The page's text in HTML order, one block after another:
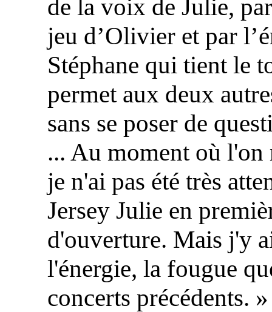
de la voix de Julie,
jeu d’Olivier et par
Stéphane qui tient le
permet aux deux
sans se poser de
... Au moment où
je n'ai pas été très
Jersey Julie en
d'ouverture. Mais j'y
l'énergie, la fougue
concerts précédents. »